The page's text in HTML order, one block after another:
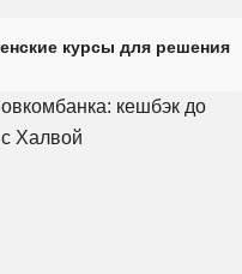
курсы для решения